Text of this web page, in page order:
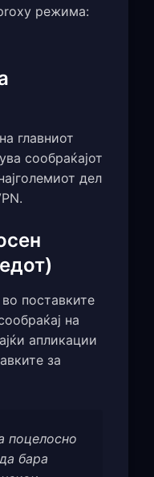
режима:
на главниот
сообраќајот
дел
во поставките
на
апликации
за
поцелосно
бара